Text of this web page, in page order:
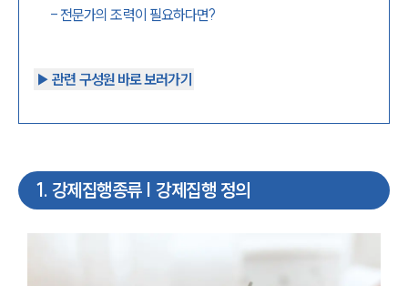
- 전문가의 조력이 필요하다면?
▶︎ 관련 구성원 바로 보러가기
1. 강제집행종류 | 강제집행 정의